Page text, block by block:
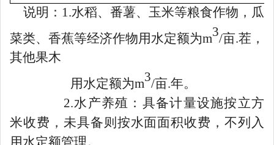
说明： 1.水稻、 番薯、玉米等粮食作物，瓜
菜类、香蕉等经济作物用水定额为m3/亩.茬，
其他果木
用水定额为m3/亩.年。
2.水产养殖： 具备计量设施按立方
米收费，未具备则按水面面积收费，不列入
用水定额管理。